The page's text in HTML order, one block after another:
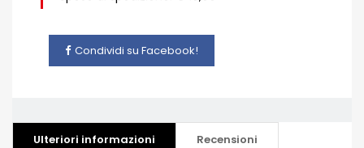
Condividi su Facebook!
Ulteriori informazioni Recensioni